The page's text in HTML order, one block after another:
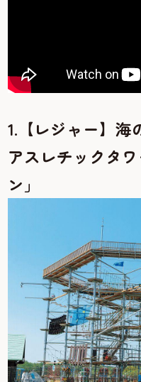
1.【レジャー】海
アスレチックタ
ン」